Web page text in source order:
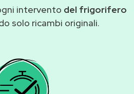
intervento del frigorifero
solo ricambi originali.